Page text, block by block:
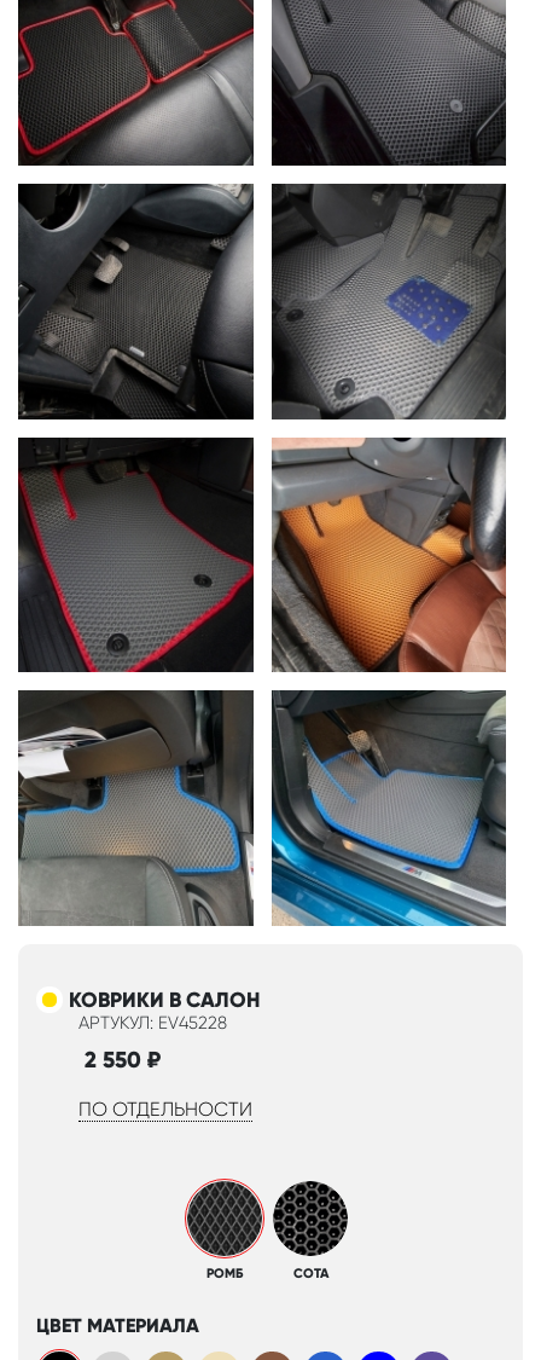
КОВРИКИ В САЛОН
АРТУКУЛ: EV45228
2 550 ₽
ПО ОТДЕЛЬНОСТИ
РОМБ СОТА
ЦВЕТ МАТЕРИАЛА